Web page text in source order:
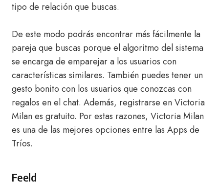
tipo de relación que buscas.
De este modo podrás encontrar más fácilmente la
pareja que buscas porque el algoritmo del sistema
se encarga de emparejar a los usuarios con
características similares. También puedes tener un
gesto bonito con los usuarios que conozcas con
regalos en el chat. Además, registrarse en Victoria
Milan es gratuito. Por estas razones, Victoria Milan
es una de las mejores opciones entre las Apps de
Tríos.
Feeld